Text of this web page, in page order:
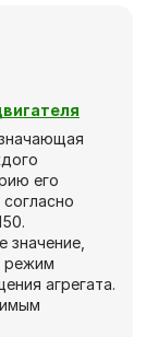
его
значение,
режим
агрегата.